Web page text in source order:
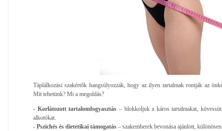
Táplálkozási szakértők hangsúlyozzák, hogy az ilyen tartalmak rontják az
Mit tehetünk? Mi a megoldás?
- Korlátozott tartalomfogyasztás – blokkoljuk a káros tartalmakat,
alkotókat.
- Pszichés és dietetikai támogatás – szakemberek bevonása ajánlott,